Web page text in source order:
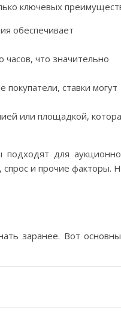
ключевых
обеспечивает
что значительно
ставки могут
или площадкой,
для
и прочие факторы.
заранее. Вот